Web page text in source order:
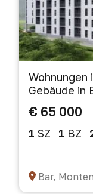
Wohnungen
Gebäude in
€ 65 000
1 SZ 1 BZ
Bar,